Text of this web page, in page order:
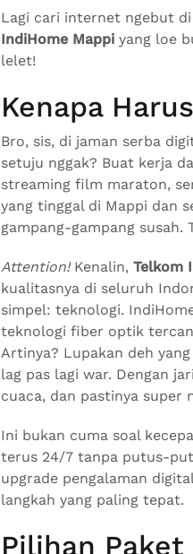
Lagi cari internet ngebut
IndiHome Mappi yang loe
lelet!
Kenapa
Bro, sis, di jaman serba
setuju nggak? Buat kerja
streaming film maraton,
yang tinggal di Mappi dan
gampang-gampang susah.
Attention!Kenalin, Telkom
kualitasnya di seluruh
simpel: teknologi.
teknologi fiber optik
Artinya? Lupakan deh
lag pas lagi war. Dengan
cuaca, dan pastinya super
Ini bukan cuma soal
terus 24/7 tanpa putus-
upgrade pengalaman
langkah yang paling tepat.
Pilihan